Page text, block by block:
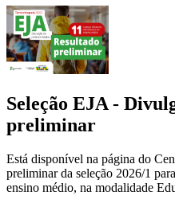
Seleção EJA -
preliminar
Está disponível na página do
preliminar da seleção 2026/1
ensino médio, na modalidade